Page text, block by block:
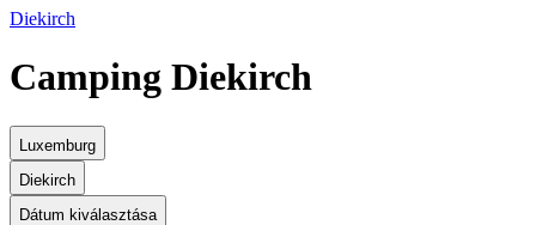
Diekirch
Camping Diekirch
Luxemburg
Diekirch
Dátum kiválasztása